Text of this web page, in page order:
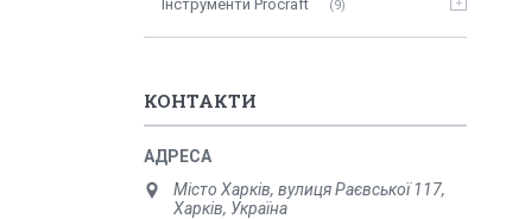
Інструменти Procraft 9
КОНТАКТИ
Місто Харків, вулиця Раєвської 117,
Харків, Україна